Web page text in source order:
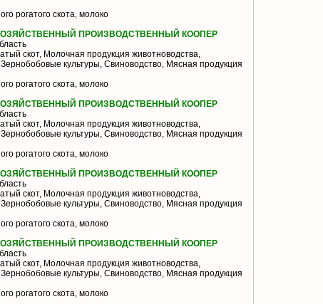
рогатого скота, молоко
ПРОИЗВОДСТВЕННЫЙ КООПЕР
скот, Молочная продукция животноводства,
культуры, Свиноводство, Мясная продукция
рогатого скота, молоко
ПРОИЗВОДСТВЕННЫЙ КООПЕР
скот, Молочная продукция животноводства,
культуры, Свиноводство, Мясная продукция
рогатого скота, молоко
ПРОИЗВОДСТВЕННЫЙ КООПЕР
скот, Молочная продукция животноводства,
культуры, Свиноводство, Мясная продукция
рогатого скота, молоко
ПРОИЗВОДСТВЕННЫЙ КООПЕР
скот, Молочная продукция животноводства,
культуры, Свиноводство, Мясная продукция
рогатого скота, молоко